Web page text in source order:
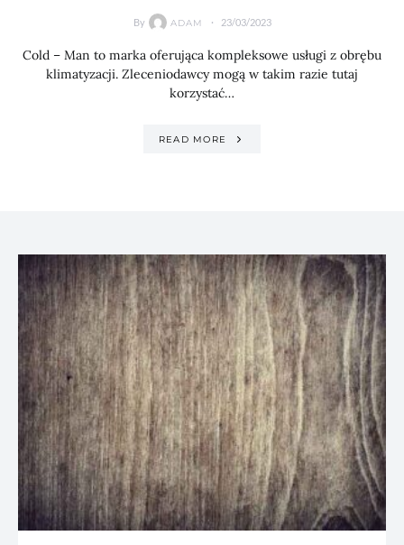
By ADAM 23/03/2023
Cold – Man to marka oferująca kompleksowe usługi z obrębu
klimatyzacji. Zleceniodawcy mogą w takim razie tutaj
korzystać…
READ MORE